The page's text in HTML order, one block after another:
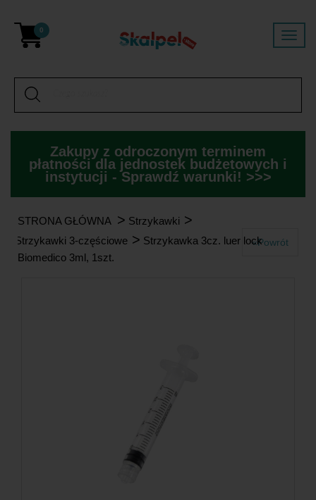
0
Zakupy z odroczonym terminem
płatności dla jednostek budżetowych i
instytucji - Sprawdź warunki! >>>
STRONA GŁÓWNA > Strzykawki >
Strzykawki 3-częściowe > Strzykawka 3cz. luer lock
Biomedico 3ml, 1szt.
«Powrót